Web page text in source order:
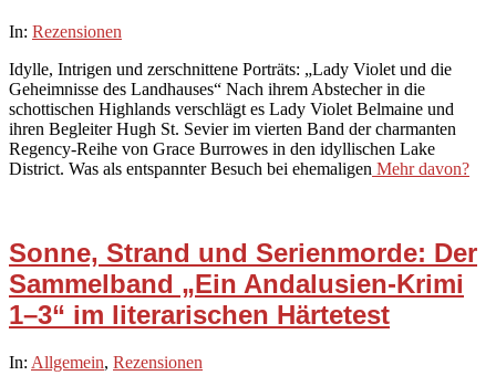
2026-
25
In: Rezensionen
Idylle, Intrigen und zerschnittene Porträts: „Lady Violet und die
Geheimnisse des Landhauses“ Nach ihrem Abstecher in die
schottischen Highlands verschlägt es Lady Violet Belmaine und
ihren Begleiter Hugh St. Sevier im vierten Band der charmanten
Regency-Reihe von Grace Burrowes in den idyllischen Lake
District. Was als entspannter Besuch bei ehemaligen Mehr davon?
Sonne, Strand und Serienmorde: Der
Sammelband „Ein Andalusien-Krimi
1–3“ im literarischen Härtetest
2026-
In: Allgemein, Rezensionen